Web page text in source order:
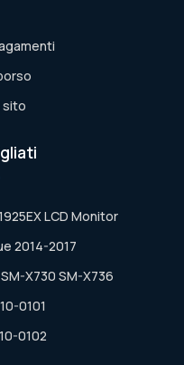
sito
LCD Monitor
2014-2017
X730 SM-X736
0101
0102